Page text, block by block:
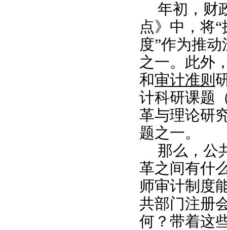
年初，财
点》中，将
度”作为推动
之一。此外
和审计准则
计科研课题
革与理论研
题之一。
那么，公
革之间有什
师审计制度
共部门注册
何？带着这